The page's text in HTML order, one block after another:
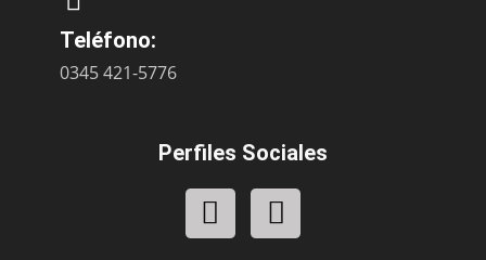
Teléfono:
0345 421-5776
Perfiles Sociales
F
a
Y
o